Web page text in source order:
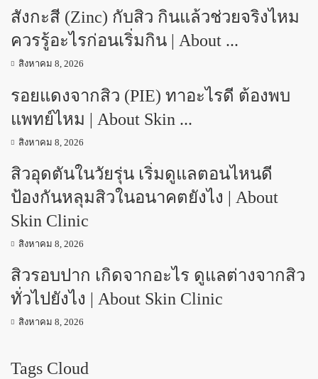
สังกะสี (Zinc) กับสิว กินแล้วช่วยจริงไหม
ควรรู้อะไรก่อนเริ่มกิน | About ...
สิงหาคม 8, 2026
รอยแดงจากสิว (PIE) ทาอะไรดี ต้องพบ
แพทย์ไหม | About Skin ...
สิงหาคม 8, 2026
สิวอุดตันในวัยรุ่น เริ่มดูแลตอนไหนดี
ป้องกันหลุมสิวในอนาคตยังไง | About
Skin Clinic
สิงหาคม 8, 2026
สิวรอบปาก เกิดจากอะไร ดูแลต่างจากสิว
ทั่วไปยังไง | About Skin Clinic
สิงหาคม 8, 2026
Tags Cloud